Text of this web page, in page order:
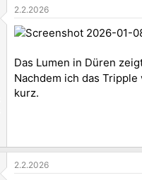
k
t
i
n
e
n
:
2.2.2026
Das Lumen in Düren
Nachdem ich das
kurz.
2.2.2026